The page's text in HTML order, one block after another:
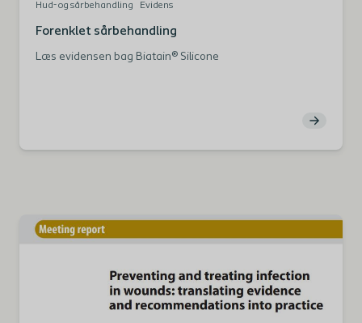
Hud- og sårbehandling Evidens
Forenklet sårbehandling
Læs evidensen bag Biatain® Silicone